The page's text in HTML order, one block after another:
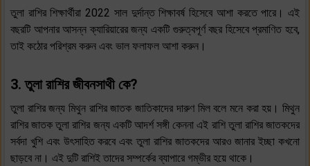
তুলা রাশির শিক্ষার্থীরা 2022 সাল দুর্দান্ত শিক্ষাবর্ষ হিসেবে আশা করতে পারে। এই
বছরটি আপনার আসন্ন ক্যারিয়ারের জন্য একটি গুরুত্বপূর্ণ বছর হিসেবে প্রমাণিত হবে,
তাই কঠোর পরিশ্রম করুন এবং ভাল ফলাফল আশা করুন।
3. তুলা রাশির জীবনসাথী কে?
তুলা রাশির জন্য মিথুন রাশির জাতক জাতিকাদের দারুণ মিল বলে মনে করা হয়। মিথুন
রাশির জাতক তুলা রাশির জন্য একটি আদর্শ সঙ্গী কেননা এই রাশি তুলা রাশির জাতকদের
সর্বদা খুশি এবং উৎসাহিত করবে এবং তুলা রাশির জাতকদের আরও জানার ইচ্ছা কখনো
ছাড়বে না। এই দুটি রাশিই তাদের সম্পর্কের ব্যাপারে গম্ভীর হয়ে থাকে।